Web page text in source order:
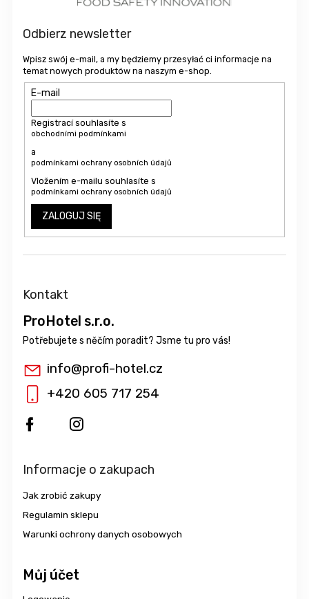
Odbierz newsletter
Wpisz swój e-mail, a my będziemy przesyłać ci informacje na
temat nowych produktów na naszym e-shop.
E-mail
Registrací souhlasíte s
obchodními podmínkami
a
podmínkami ochrany osobních údajů
Vložením e-mailu souhlasíte s
podmínkami ochrany osobních údajů
ZALOGUJ SIĘ
Kontakt
ProHotel s.r.o.
info@profi-hotel.cz
+420 605 717 254
Informacje o zakupach
Jak zrobić zakupy
Regulamin sklepu
Warunki ochrony danych osobowych
Můj účet